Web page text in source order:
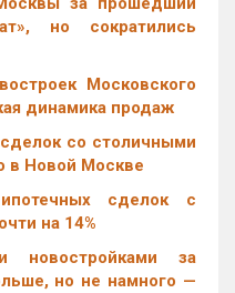
но сократились
Московского
динамика продаж
со столичными
в Новой Москве
сделок с
на 14%
новостройками за
но не намного —